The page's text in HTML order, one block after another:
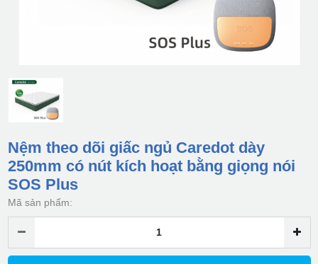
Nệm theo dõi giấc ngủ Caredot dày
250mm có nút kích hoạt bằng giọng nói
SOS Plus
Mã sản phẩm: